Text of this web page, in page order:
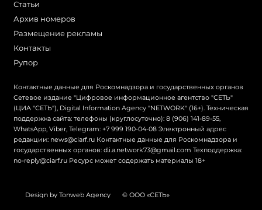
Статьи
Архив номеров
Размещение рекламы
Контакты
Рупор
Контактные данные для Роскомнадзора и государственных органов
Сетевое издание "Цифровое информационное агентство "СЕТЬ"
(ЦИА "СЕТЬ"), Digital Information Agency "NETWORK" (16+). Техническая
поддержка сайта: телефоны (круглосуточно): 8 (906) 141-89-55,
WhatsApp, Viber, Telegram: +7 999 190-04-08 Электронный адрес
редакции: news@ciarf.ru Контактные данные для Роскомнадзора и
государственных органов: d.i.a.network73@gmail.com Техподдержка:
no-reply@ciarf.ru Ресурс может содержать материалы 18+
Design by Tonweb Agency © ООО «СЕТЬ»